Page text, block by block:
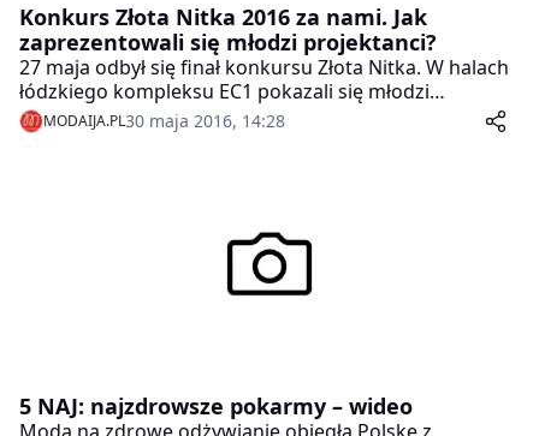
Konkurs Złota Nitka 2016 za nami. Jak
zaprezentowali się młodzi projektanci?
27 maja odbył się finał konkursu Złota Nitka. W halach
łódzkiego kompleksu EC1 pokazali się młodzi
projektanci, którzy stawiają dzięki łódzkiemu
plebiscytowi pierwsze kroki w profesjonalnym świecie
MODAIJA.PL30 maja 2016, 14:28
5 NAJ: najzdrowsze pokarmy – wideo